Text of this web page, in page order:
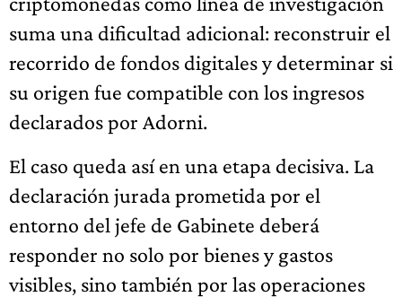
suma una dificultad adicional: reconstruir el
recorrido de fondos digitales y determinar si
su origen fue compatible con los ingresos
declarados por Adorni.
El caso queda así en una etapa decisiva. La
declaración jurada prometida por el
entorno del jefe de Gabinete deberá
responder no solo por bienes y gastos
visibles, sino también por las operaciones